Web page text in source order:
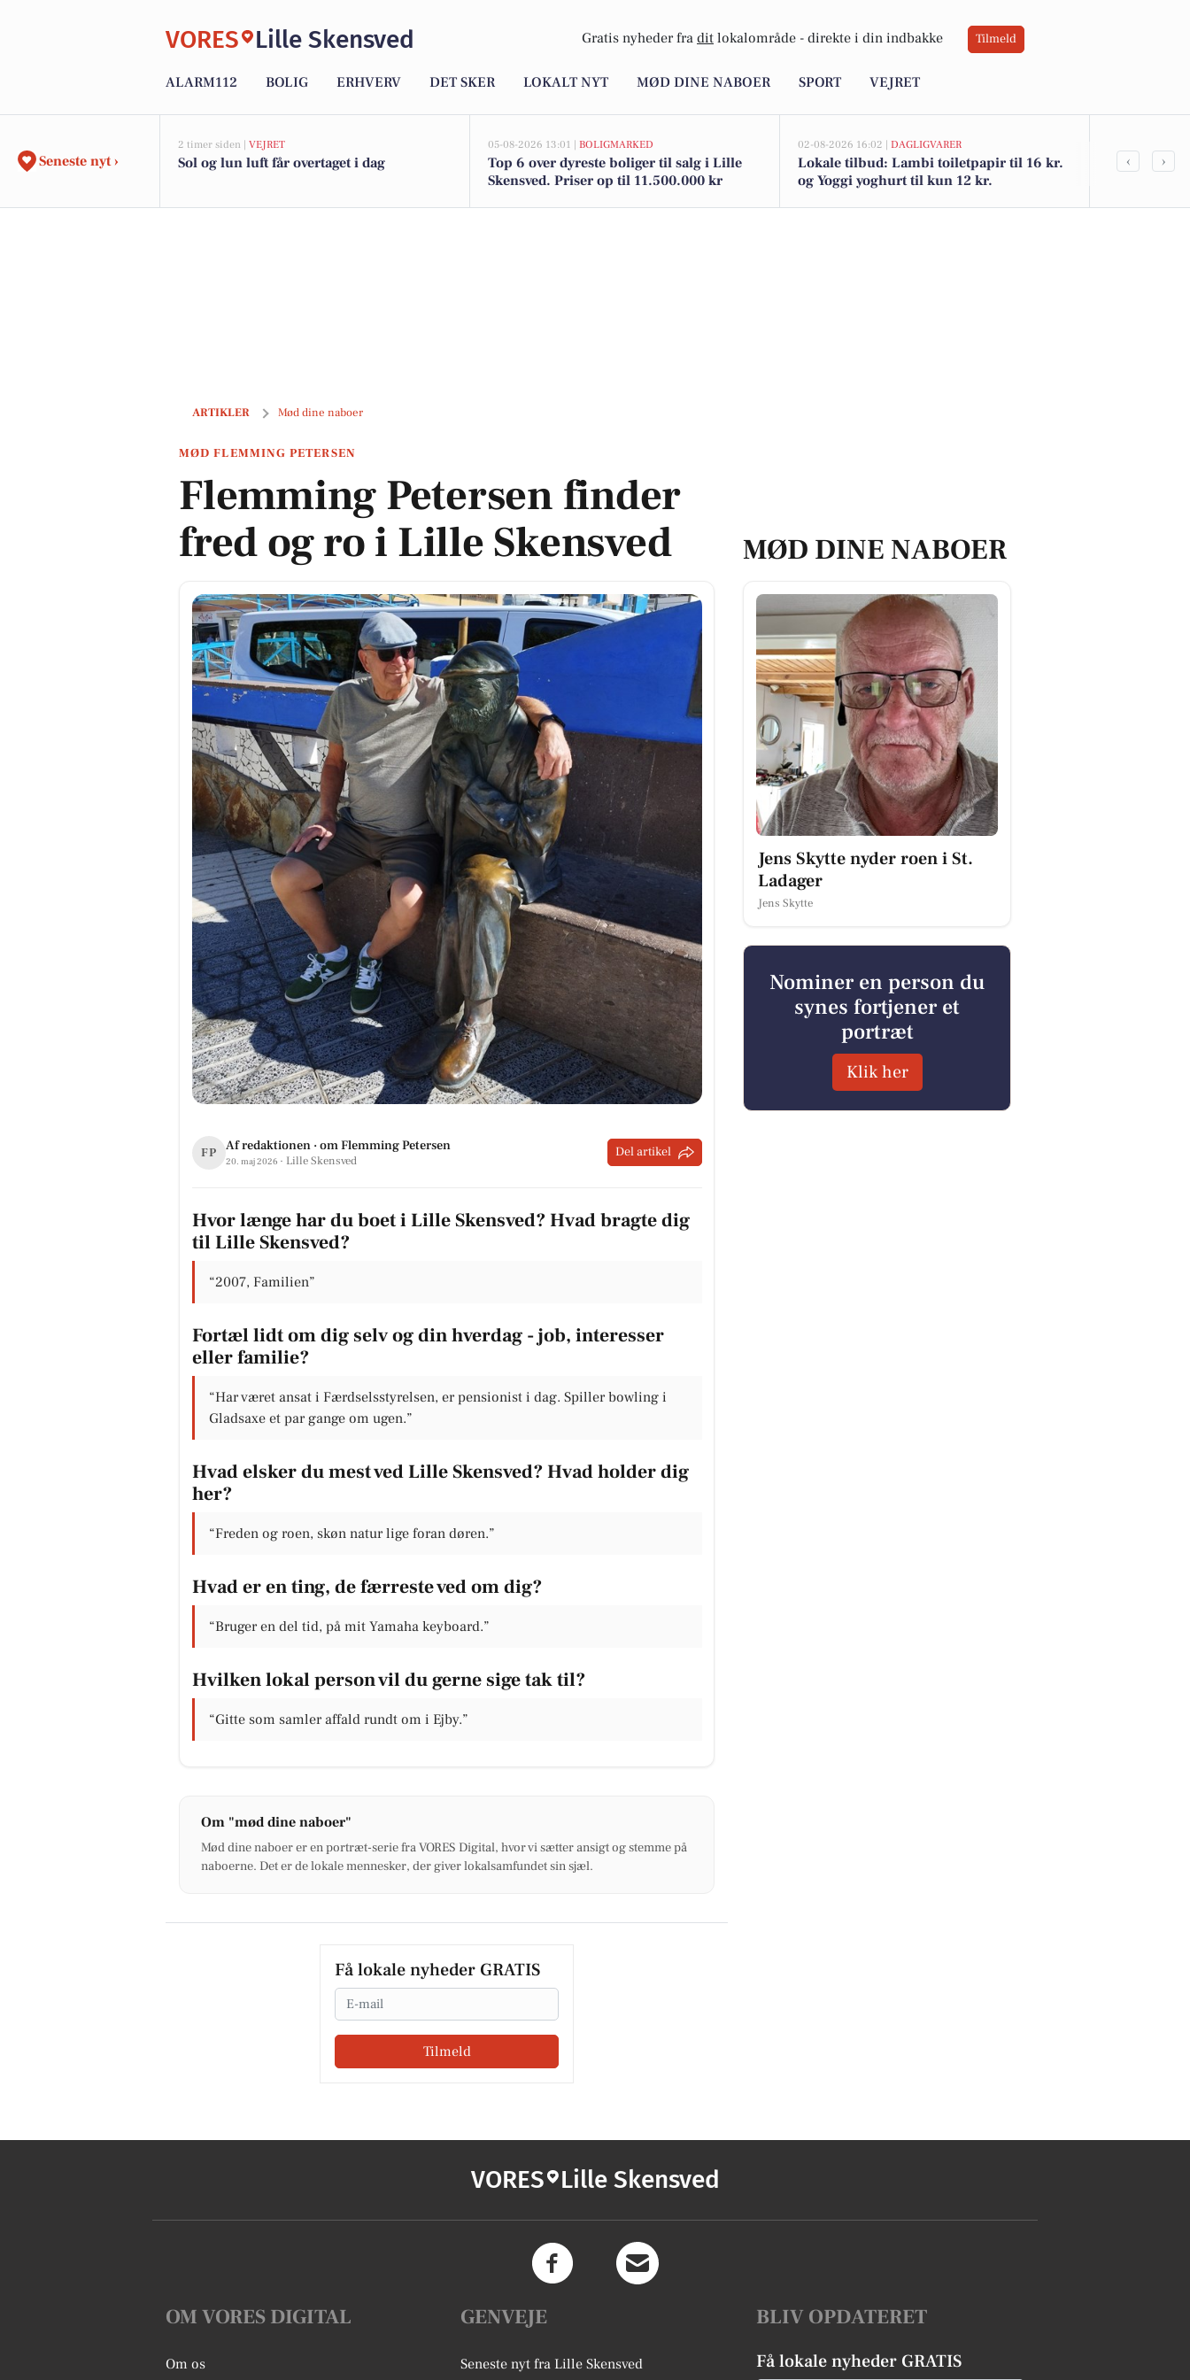
VORES Lille Skensved Gratis nyheder fra dit lokalområde - direkte i din indbakke Tilmeld
ALARM112 BOLIG ERHVERV DET SKER LOKALT NYT MØD DINE NABOER SPORT VEJRET
Seneste nyt ›
2 timer siden | VEJRET
Sol og lun luft får overtaget i dag
05-08-2026 13:01 | BOLIGMARKED
Top 6 over dyreste boliger til salg i Lille
Skensved. Priser op til 11.500.000 kr
02-08-2026 16:02 | DAGLIGVARER
Lokale tilbud: Lambi toiletpapir til 16 kr.
og Yoggi yoghurt til kun 12 kr.
‹ ›
ARTIKLER Mød dine naboer
Flemming Petersen finder fred og ro i Lille Skensved
MØD FLEMMING PETERSEN
Flemming Petersen finder
fred og ro i Lille Skensved
FP Af redaktionen · om Flemming Petersen
20. maj 2026 · Lille Skensved
Del artikel
Hvor længe har du boet i Lille Skensved? Hvad bragte dig
til Lille Skensved?
“2007, Familien”
Fortæl lidt om dig selv og din hverdag - job, interesser
eller familie?
“Har været ansat i Færdselsstyrelsen, er pensionist i dag. Spiller bowling i
Gladsaxe et par gange om ugen.”
Hvad elsker du mest ved Lille Skensved? Hvad holder dig
her?
“Freden og roen, skøn natur lige foran døren.”
Hvad er en ting, de færreste ved om dig?
“Bruger en del tid, på mit Yamaha keyboard.”
Hvilken lokal person vil du gerne sige tak til?
“Gitte som samler affald rundt om i Ejby.”
Om "mød dine naboer"
Mød dine naboer er en portræt-serie fra VORES Digital, hvor vi sætter ansigt og stemme på
naboerne. Det er de lokale mennesker, der giver lokalsamfundet sin sjæl.
Få lokale nyheder GRATIS
Email
Tilmeld
MØD DINE NABOER
Jens Skytte nyder roen i St.
Ladager
Jens Skytte
Nominer en person du
synes fortjener et
portræt
Klik her
VORES Lille Skensved
OM VORES DIGITAL
Om os
GENVEJE
Seneste nyt fra Lille Skensved
BLIV OPDATERET
Få lokale nyheder GRATIS